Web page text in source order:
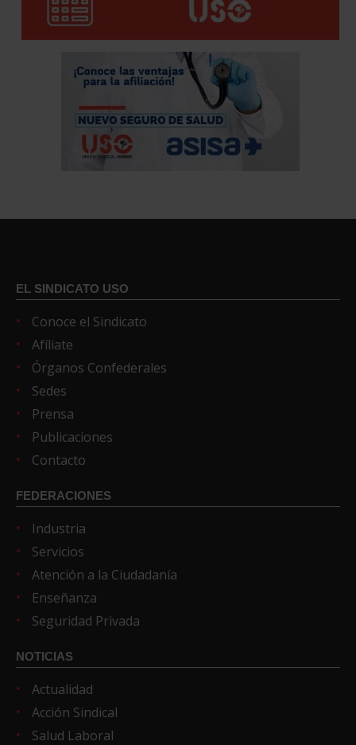
EL SINDICATO USO
Conoce el Sindicato
Afíliate
Órganos Confederales
Sedes
Prensa
Publicaciones
Contacto
FEDERACIONES
Industria
Servicios
Atención a la Ciudadanía
Enseñanza
Seguridad Privada
NOTICIAS
Actualidad
Acción Sindical
Salud Laboral